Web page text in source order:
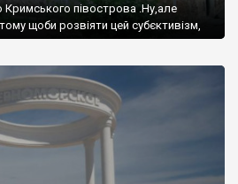
півострова .Ну,але
щоби розвіяти цей субєктивізм,